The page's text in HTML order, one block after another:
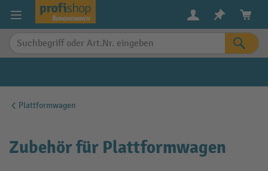
springen
Plattformwagen
Zubehör für Plattformwagen